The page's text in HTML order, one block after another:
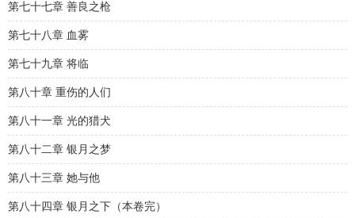
第七十七章 善良之枪
第七十八章 血雾
第七十九章 将临
第八十章 重伤的人们
第八十一章 光的猎犬
第八十二章 银月之梦
第八十三章 她与他
第八十四章 银月之下（本卷完）